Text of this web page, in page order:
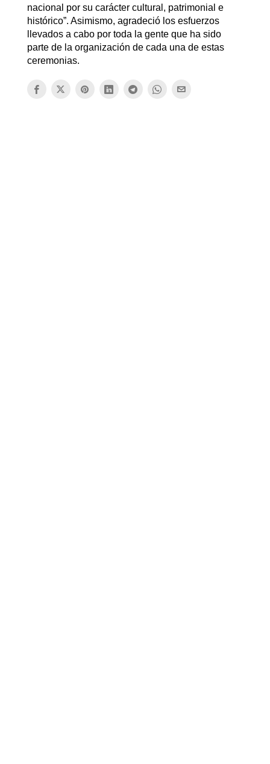
nacional por su carácter cultural, patrimonial e
histórico”. Asimismo, agradeció los esfuerzos
llevados a cabo por toda la gente que ha sido
parte de la organización de cada una de estas
ceremonias.